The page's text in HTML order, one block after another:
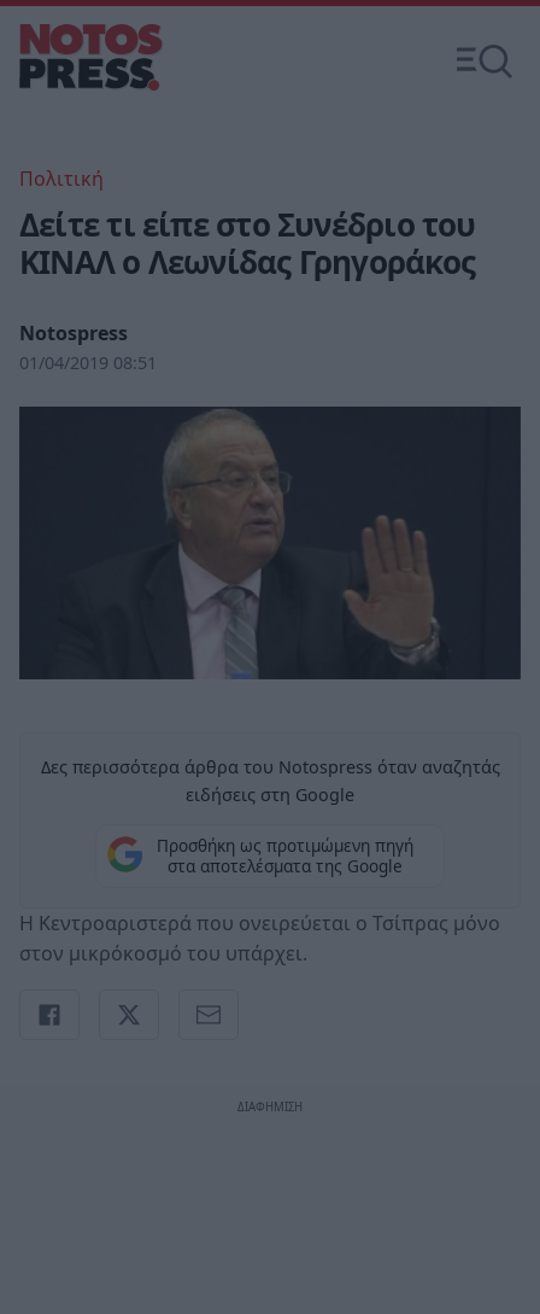
Πολιτική
Δείτε τι είπε στο Συνέδριο του
ΚΙΝΑΛ ο Λεωνίδας Γρηγοράκος
Notospress
01/04/2019 08:51
Δες περισσότερα άρθρα του Notospress όταν αναζητάς
ειδήσεις στη Google
Προσθήκη ως προτιμώμενη πηγή
στα αποτελέσματα της Google
Η Κεντροαριστερά που ονειρεύεται ο Τσίπρας μόνο
στον μικρόκοσμό του υπάρχει.